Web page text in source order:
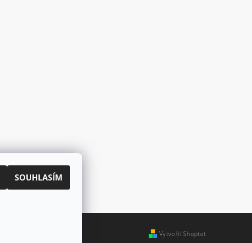
Vytvořil Shoptet
SOUHLASÍM